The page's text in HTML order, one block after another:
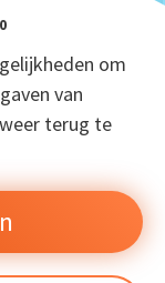
om
van
terug te